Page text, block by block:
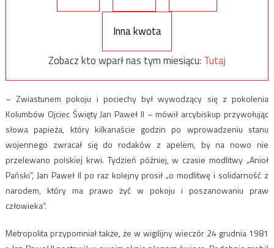
Inna kwota
Zobacz kto wparł nas tym miesiącu: Tutaj
– Zwiastunem pokoju i pociechy był wywodzący się z pokolenia
Kolumbów Ojciec Święty Jan Paweł II – mówił arcybiskup przywołując
słowa papieża, który kilkanaście godzin po wprowadzeniu stanu
wojennego zwracał się do rodaków z apelem, by na nowo nie
przelewano polskiej krwi. Tydzień później, w czasie modlitwy „Anioł
Pański”, Jan Paweł II po raz kolejny prosił „o modlitwę i solidarność z
narodem, który ma prawo żyć w pokoju i poszanowaniu praw
człowieka”.
Metropolita przypomniał także, że w wigilijny wieczór 24 grudnia 1981